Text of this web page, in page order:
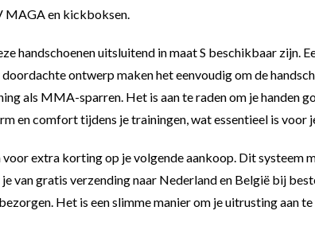
MAGA en kickboksen.
handschoenen uitsluitend in maat S beschikbaar zijn.
ontwerp maken het eenvoudig om de
als MMA-sparren. Het is aan te raden om je handen
en comfort tijdens je trainingen, wat essentieel is voor
extra korting op je volgende aankoop. Dit systeem
van gratis verzending naar Nederland en België bij
Het is een slimme manier om je uitrusting aan